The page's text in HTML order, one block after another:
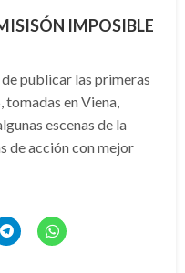
IMPOSIBLE
publicar las primeras
en Viena,
escenas de la
de acción con mejor